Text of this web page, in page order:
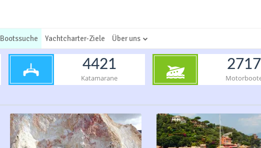
Bootssuche Yachtcharter-Ziele Über uns
4421
Katamarane
2717